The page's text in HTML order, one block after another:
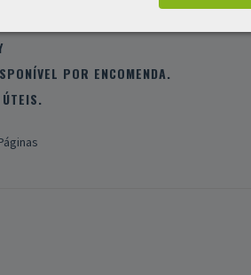
POR ENCOMENDA.